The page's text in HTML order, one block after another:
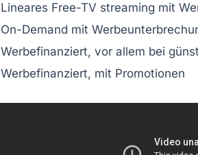
Lineares Free-TV streaming mit
On-Demand mit
Werbefinanziert, vor allem bei
Werbefinanziert, mit Promotionen